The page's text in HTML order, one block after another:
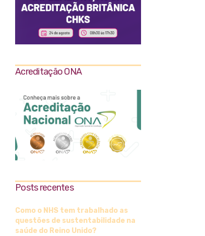
Acreditação ONA
Posts recentes
Como o NHS tem trabalhado as
questões de sustentabilidade na
saúde do Reino Unido?